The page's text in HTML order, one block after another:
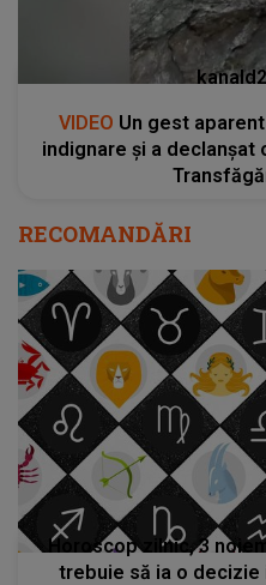
VIDEO Un gest
indignare și a declanșat
RECOMANDĂRI
Horoscop zilnic, 3
trebuie să ia o decizie